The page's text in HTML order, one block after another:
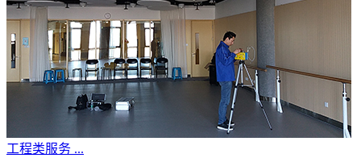
工程类服务 ...